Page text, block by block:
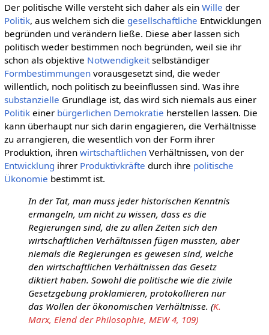
Der politische Wille versteht sich daher als ein Wille der
Politik, aus welchem sich die gesellschaftliche Entwicklungen
begründen und verändern ließe. Diese aber lassen sich
politisch weder bestimmen noch begründen, weil sie ihr
schon als objektive Notwendigkeitselbständiger
Formbestimmungenvorausgesetzt sind, die weder
willentlich, noch politisch zu beeinflussen sind. Was ihre
substanzielle Grundlage ist, das wird sich niemals aus einer
Politikeiner bürgerlichen Demokratie herstellen lassen. Die
kann überhaupt nur sich darin engagieren, die Verhältnisse
zu arrangieren, die wesentlich von der Form ihrer
Produktion, ihren wirtschaftlichenVerhältnissen, von der
Entwicklung ihrer Produktivkräfte durch ihre politische
Ükonomie bestimmt ist.
In der Tat, man muss jeder historischen Kenntnis
ermangeln, um nicht zu wissen, dass es die
Regierungen sind, die zu allen Zeiten sich den
wirtschaftlichen Verhältnissen fügen mussten, aber
niemals die Regierungen es gewesen sind, welche
den wirtschaftlichen Verhältnissen das Gesetz
diktiert haben. Sowohl die politische wie die zivile
Gesetzgebung proklamieren, protokollieren nur
das Wollen der ökonomischen Verhältnisse. (K.
Marx, Elend der Philosophie, MEW 4, 109)